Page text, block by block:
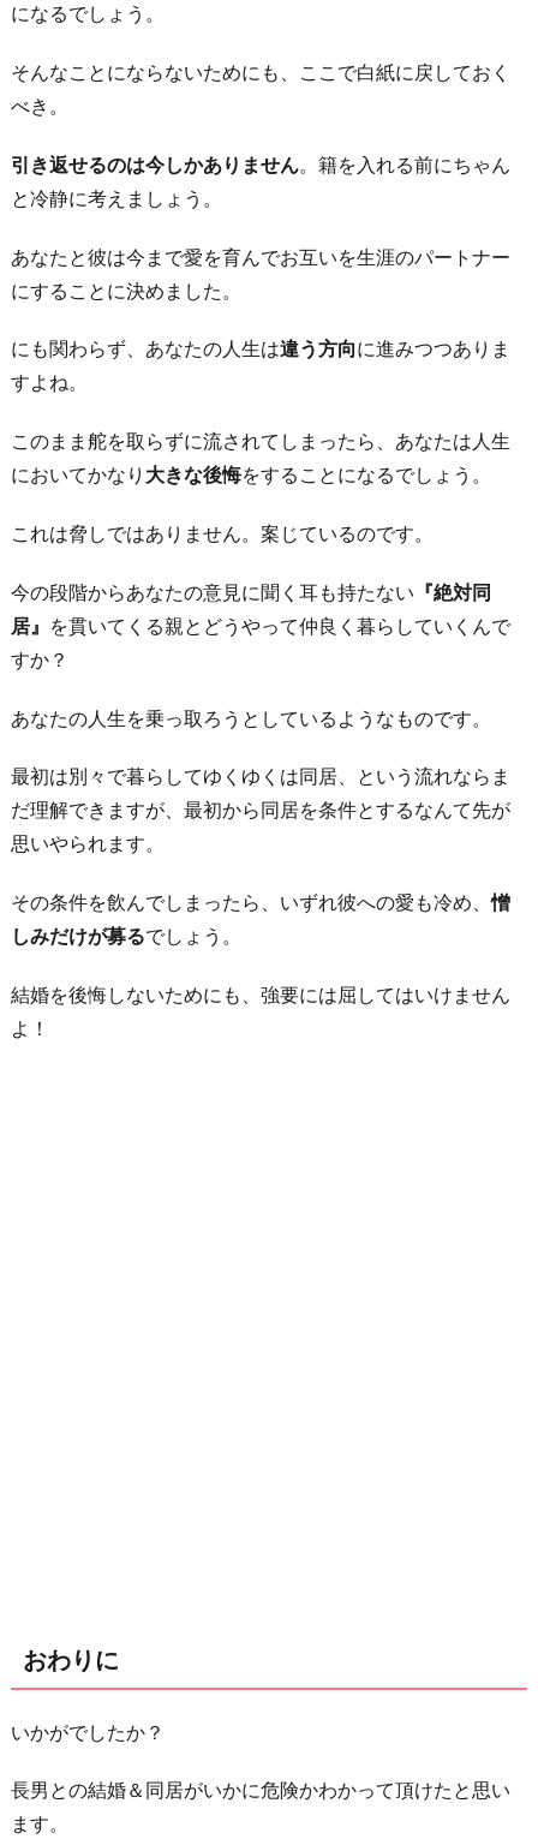
になるでしょう。
そんなことにならないためにも、ここで白紙に戻しておく
べき。
引き返せるのは今しかありません。籍を入れる前にちゃん
と冷静に考えましょう。
あなたと彼は今まで愛を育んでお互いを生涯のパートナー
にすることに決めました。
にも関わらず、あなたの人生は違う方向に進みつつありま
すよね。
このまま舵を取らずに流されてしまったら、あなたは人生
においてかなり 大きな後悔をすることになるでしょう。
これは脅しではありません。案じているのです。
今の段階からあなたの意見に聞く耳も持たない 『絶対同
居』 を貫いてくる親とどうやって仲良く暮らしていくんで
すか？
あなたの人生を乗っ取ろうとしているようなものです。
最初は別々で暮らしてゆくゆくは同居、という流れならま
だ理解できますが、最初から同居を条件とするなんて先が
思いやられます。
その条件を飲んでしまったら、いずれ彼への愛も冷め、憎
しみだけが募るでしょう。
結婚を後悔しないためにも、強要には屈してはいけません
よ！
おわりに
いかがでしたか？
長男との結婚＆同居がいかに危険かわかって頂けたと思い
ます。